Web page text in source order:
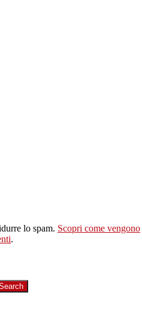
lo spam. Scopri come vengono
.